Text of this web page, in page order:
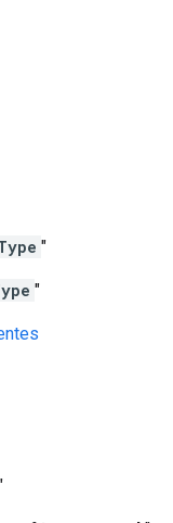
"
"